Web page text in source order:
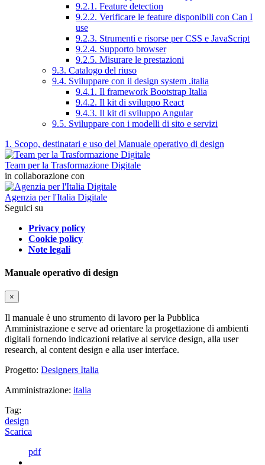
9.2.1. Feature detection
9.2.2. Verificare le feature disponibili con Can I
use
9.2.3. Strumenti e risorse per CSS e JavaScript
9.2.4. Supporto browser
9.2.5. Misurare le prestazioni
9.3. Catalogo del riuso
9.4. Sviluppare con il design system .italia
9.4.1. Il framework Bootstrap Italia
9.4.2. Il kit di sviluppo React
9.4.3. Il kit di sviluppo Angular
9.5. Sviluppare con i modelli di sito e servizi
1. Scopo, destinatari e uso del Manuale operativo di design
Team per la Trasformazione Digitale
in collaborazione con
Agenzia per l'Italia Digitale
Seguici su
Privacy policy
Cookie policy
Note legali
Manuale operativo di design
×
Il manuale è uno strumento di lavoro per la Pubblica
Amministrazione e serve ad orientare la progettazione di ambienti
digitali fornendo indicazioni relative al service design, alla user
research, al content design e alla user interface.
Progetto: Designers Italia
Amministrazione: italia
Tag:
design
Scarica
pdf